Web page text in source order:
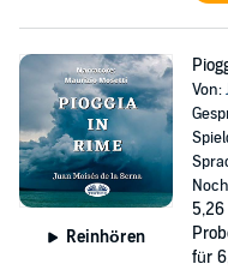
Reinhören
Von:
für